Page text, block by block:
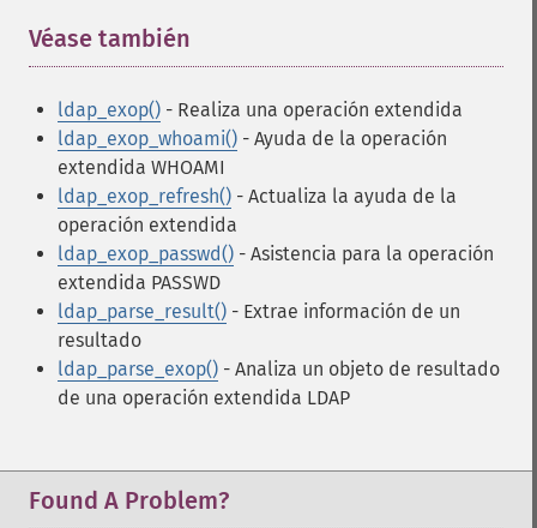
Véase también
ldap_exop() - Realiza una operación extendida
ldap_exop_whoami() - Ayuda de la operación
extendida WHOAMI
ldap_exop_refresh() - Actualiza la ayuda de la
operación extendida
ldap_exop_passwd() - Asistencia para la operación
extendida PASSWD
ldap_parse_result() - Extrae información de un
resultado
ldap_parse_exop() - Analiza un objeto de resultado
de una operación extendida LDAP
Found A Problem?